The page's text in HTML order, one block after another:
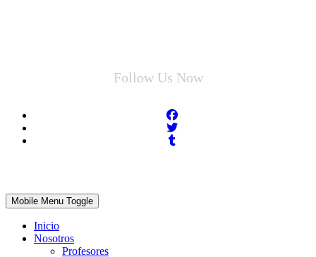
Follow Us Now
Mobile Menu Toggle
Inicio
Nosotros
Profesores